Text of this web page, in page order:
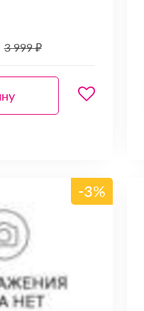
3 999 ₽
-3%